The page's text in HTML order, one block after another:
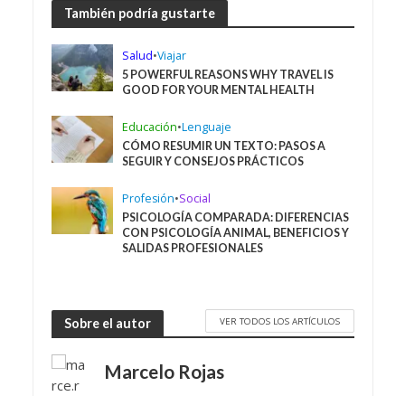
También podría gustarte
Salud•Viajar
5 POWERFUL REASONS WHY TRAVEL IS
GOOD FOR YOUR MENTAL HEALTH
Educación•Lenguaje
CÓMO RESUMIR UN TEXTO: PASOS A
SEGUIR Y CONSEJOS PRÁCTICOS
Profesión•Social
PSICOLOGÍA COMPARADA: DIFERENCIAS
CON PSICOLOGÍA ANIMAL, BENEFICIOS Y
SALIDAS PROFESIONALES
Sobre el autor VER TODOS LOS ARTÍCULOS
Marcelo Rojas